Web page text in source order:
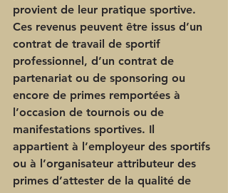
provient de leur pratique sportive.
Ces revenus peuvent être issus d’un
contrat de travail de sportif
professionnel, d’un contrat de
partenariat ou de sponsoring ou
encore de primes remportées à
l’occasion de tournois ou de
manifestations sportives. Il
appartient à l’employeur des sportifs
ou à l’organisateur attributeur des
primes d’attester de la qualité de